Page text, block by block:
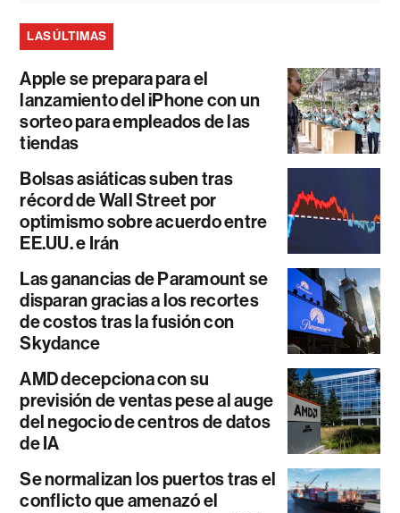
LAS ÚLTIMAS
Apple se prepara para el
lanzamiento del iPhone con un
sorteo para empleados de las
tiendas
Bolsas asiáticas suben tras
récord de Wall Street por
optimismo sobre acuerdo entre
EE.UU. e Irán
Las ganancias de Paramount se
disparan gracias a los recortes
de costos tras la fusión con
Skydance
AMD decepciona con su
previsión de ventas pese al auge
del negocio de centros de datos
de IA
Se normalizan los puertos tras el
conflicto que amenazó el